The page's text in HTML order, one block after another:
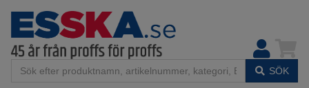
SÖK